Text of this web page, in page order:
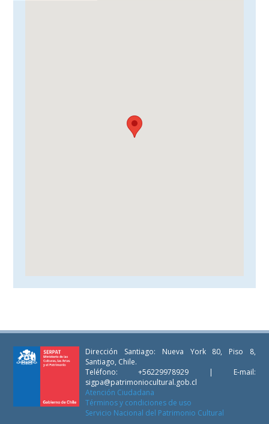
Dirección Santiago: Nueva York 80, Piso 8,
Santiago, Chile.
Teléfono: +56229978929 | E-mail:
sigpa@patrimoniocultural.gob.cl
Atención Ciudadana
Términos y condiciones de uso
Servicio Nacional del Patrimonio Cultural